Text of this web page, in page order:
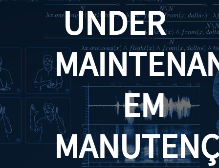
UNDER
EM